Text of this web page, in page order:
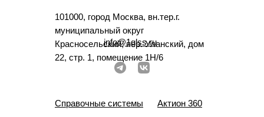
101000, город Москва, вн.тер.г.
муниципальный округ
Красносельский, пер. Уланский, дом
22, стр. 1, помещение 1Н/6
info@1glss.ru
Справочные системы
Актион 360